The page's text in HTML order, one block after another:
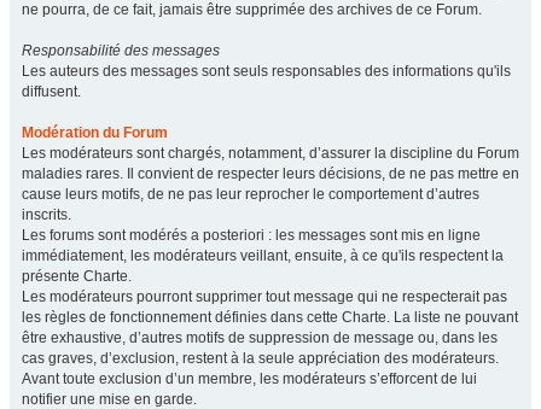
ne pourra, de ce fait, jamais être supprimée des archives de ce Forum.
Responsabilité des messages
Les auteurs des messages sont seuls responsables des informations qu'ils
diffusent.
Modération du Forum
Les modérateurs sont chargés, notamment, d’assurer la discipline du Forum
maladies rares. Il convient de respecter leurs décisions, de ne pas mettre en
cause leurs motifs, de ne pas leur reprocher le comportement d’autres
inscrits.
Les forums sont modérés a posteriori : les messages sont mis en ligne
immédiatement, les modérateurs veillant, ensuite, à ce qu'ils respectent la
présente Charte.
Les modérateurs pourront supprimer tout message qui ne respecterait pas
les règles de fonctionnement définies dans cette Charte. La liste ne pouvant
être exhaustive, d’autres motifs de suppression de message ou, dans les
cas graves, d’exclusion, restent à la seule appréciation des modérateurs.
Avant toute exclusion d’un membre, les modérateurs s’efforcent de lui
notifier une mise en garde.